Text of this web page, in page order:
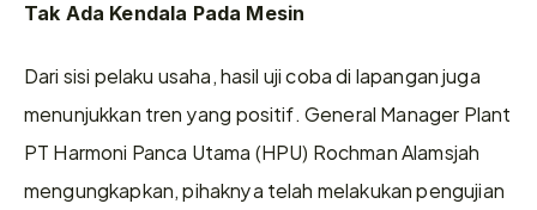
Tak Ada Kendala Pada Mesin
Dari sisi pelaku usaha, hasil uji coba di lapangan juga
menunjukkan tren yang positif. General Manager Plant
PT Harmoni Panca Utama (HPU) Rochman Alamsjah
mengungkapkan, pihaknya telah melakukan pengujian